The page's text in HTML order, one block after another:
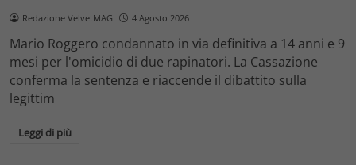
Redazione VelvetMAG 4 Agosto 2026
Mario Roggero condannato in via definitiva a 14 anni e 9
mesi per l'omicidio di due rapinatori. La Cassazione
conferma la sentenza e riaccende il dibattito sulla
legittim
Leggi di più